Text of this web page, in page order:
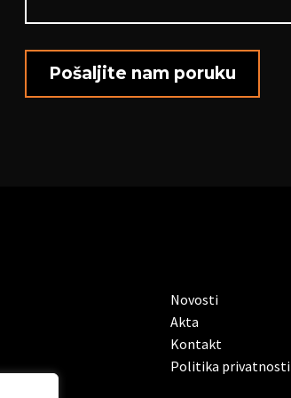
Novosti
Akta
Kontakt
Politika privatnosti